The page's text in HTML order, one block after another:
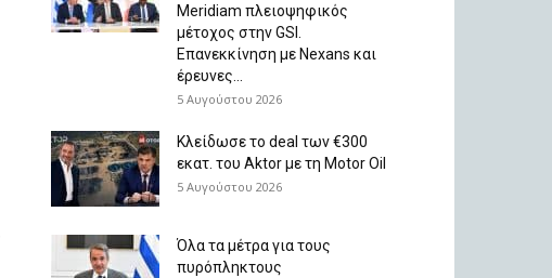
Meridiam πλειοψηφικός
μέτοχος στην GSI.
Επανεκκίνηση με Nexans και
έρευνες...
5 Αυγούστου 2026
Κλείδωσε το deal των €300
εκατ. του Aktor με τη Μotor Oil
5 Αυγούστου 2026
Όλα τα μέτρα για τους
πυρόπληκτους